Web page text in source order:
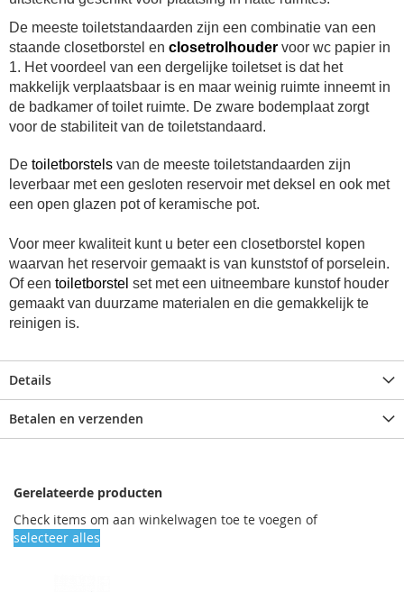
De meeste toiletstandaarden zijn een combinatie van een
staande closetborstel en closetrolhouder voor wc papier in
1. Het voordeel van een dergelijke toiletset is dat het
makkelijk verplaatsbaar is en maar weinig ruimte inneemt in
de badkamer of toilet ruimte. De zware bodemplaat zorgt
voor de stabiliteit van de toiletstandaard.
De toiletborstels van de meeste toiletstandaarden zijn
leverbaar met een gesloten reservoir met deksel en ook met
een open glazen pot of keramische pot.
Voor meer kwaliteit kunt u beter een closetborstel kopen
waarvan het reservoir gemaakt is van kunststof of porselein.
Of een toiletborstel set met een uitneembare kunstof houder
gemaakt van duurzame materialen en die gemakkelijk te
reinigen is.
Details
Betalen en verzenden
Gerelateerde producten
Check items om aan winkelwagen toe te voegen of
selecteer alles